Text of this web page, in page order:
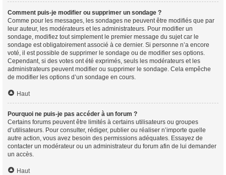
Comment puis-je modifier ou supprimer un sondage ?
Comme pour les messages, les sondages ne peuvent être modifiés que par
leur auteur, les modérateurs et les administrateurs. Pour modifier un
sondage, modifiez tout simplement le premier message du sujet car le
sondage est obligatoirement associé à ce dernier. Si personne n’a encore
voté, il est possible de supprimer le sondage ou de modifier ses options.
Cependant, si des votes ont été exprimés, seuls les modérateurs et les
administrateurs peuvent modifier ou supprimer le sondage. Cela empêche
de modifier les options d’un sondage en cours.
Haut
Pourquoi ne puis-je pas accéder à un forum ?
Certains forums peuvent être limités à certains utilisateurs ou groupes
d’utilisateurs. Pour consulter, rédiger, publier ou réaliser n’importe quelle
autre action, vous avez besoin des permissions adéquates. Essayez de
contacter un modérateur ou un administrateur du forum afin de lui demander
un accès.
Haut